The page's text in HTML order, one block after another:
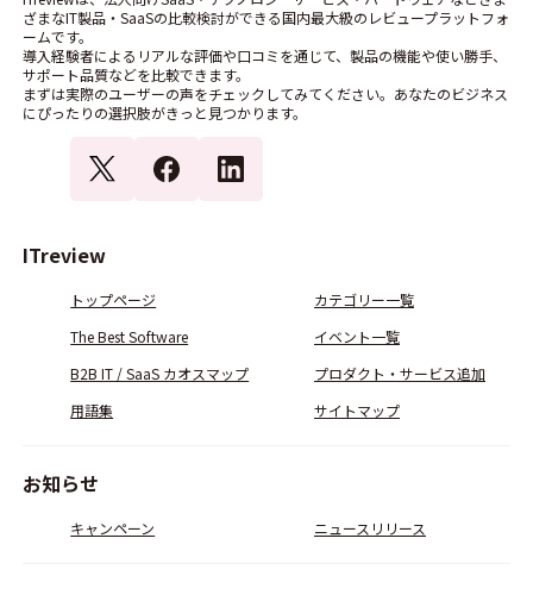
ざまなIT製品・SaaSの比較検討ができる国内最大級のレビュープラットフォ
ームです。
導入経験者によるリアルな評価や口コミを通じて、製品の機能や使い勝手、
サポート品質などを比較できます。
まずは実際のユーザーの声をチェックしてみてください。あなたのビジネス
にぴったりの選択肢がきっと見つかります。
ITreview
トップページ
カテゴリー一覧
The Best Software
イベント一覧
B2B IT / SaaS カオスマップ
プロダクト・サービス追加
用語集
サイトマップ
お知らせ
キャンペーン ニュースリリース